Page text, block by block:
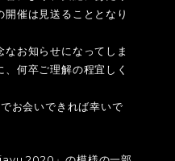
催は見送ることとなり
お知らせになってしま
何卒ご理解の程宜しく
お会いできれば幸いで